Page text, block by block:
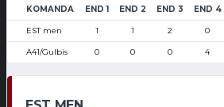
KOMANDA END 1 END 2 END 3 END 4
EST men 1 1 2 0
A41/Gulbis 0 0 0 4